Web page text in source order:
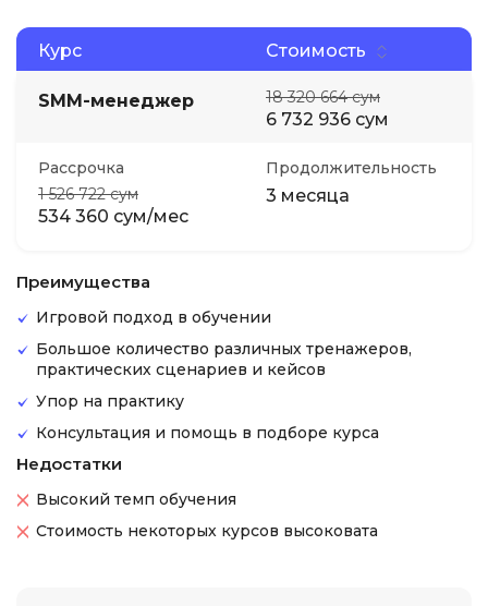
Курс Стоимость
SMM-менеджер 18 320 664 сум
6 732 936 сум
Рассрочка
1 526 722 сум
534 360 сум/мес
Продолжительность
3 месяца
Преимущества
Игровой подход в обучении
Большое количество различных тренажеров,
практических сценариев и кейсов
Упор на практику
Консультация и помощь в подборе курса
Недостатки
Высокий темп обучения
Стоимость некоторых курсов высоковата